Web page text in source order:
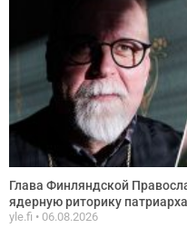
Глава Финляндской
ядерную риторику
yle.fi 06.08.2026